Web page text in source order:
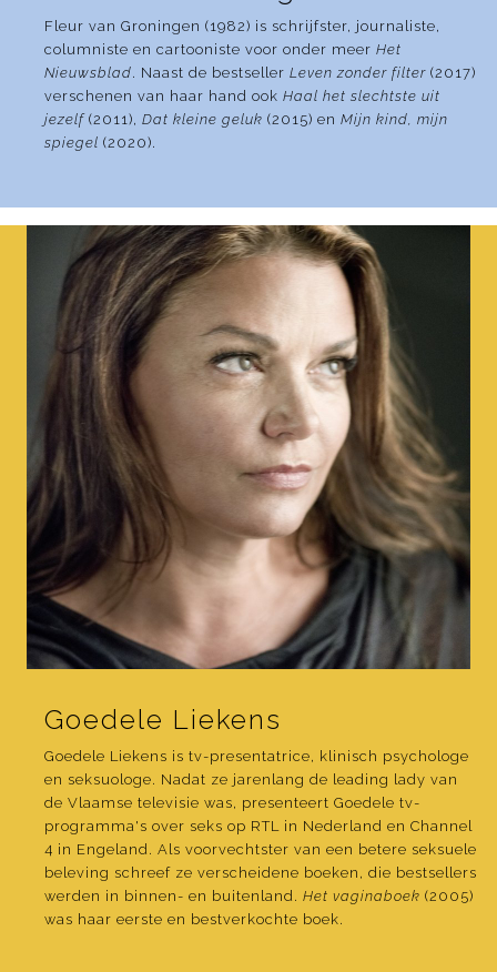
Fleur van Groningen (1982) is schrijfster, journaliste,
columniste en cartooniste voor onder meer Het
Nieuwsblad . Naast de bestseller Leven zonder filter (2017)
verschenen van haar hand ook Haal het slechtste uit
jezelf(2011), Dat kleine geluk (2015) en Mijn kind, mijn
spiegel (2020).
Goedele Liekens
Goedele Liekens is tv-presentatrice, klinisch psychologe
en seksuologe. Nadat ze jarenlang de leading lady van
de Vlaamse televisie was, presenteert Goedele tv-
programma's over seks op RTL in Nederland en Channel
4 in Engeland. Als voorvechtster van een betere seksuele
beleving schreef ze verscheidene boeken, die bestsellers
werden in binnen- en buitenland. Het vaginaboek (2005)
was haar eerste en bestverkochte boek.